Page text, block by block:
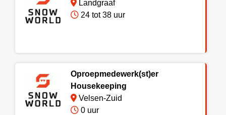
Landgraaf
24 tot 38 uur
Oproepmedewerk(st)er
Housekeeping
Velsen-Zuid
0 uur